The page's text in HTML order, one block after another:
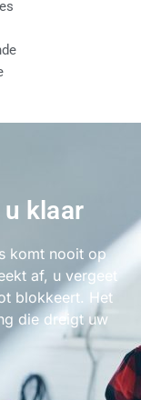
klaar
komt nooit op
af, u vergeet
blokkeert. Het
die dreigt uw